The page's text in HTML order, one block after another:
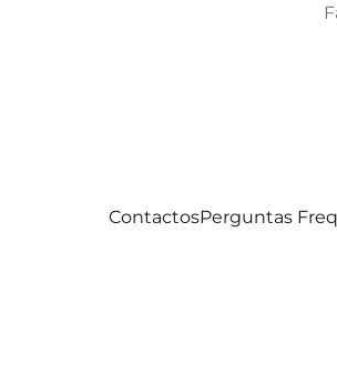
ContactosPerguntas